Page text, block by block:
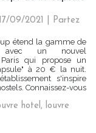
09/2021
Partez
étend la gamme de
avec un nouvel
qui propose un
à 20 € la nuit.
s'inspire
Connaissez-vous
hotel, louvre